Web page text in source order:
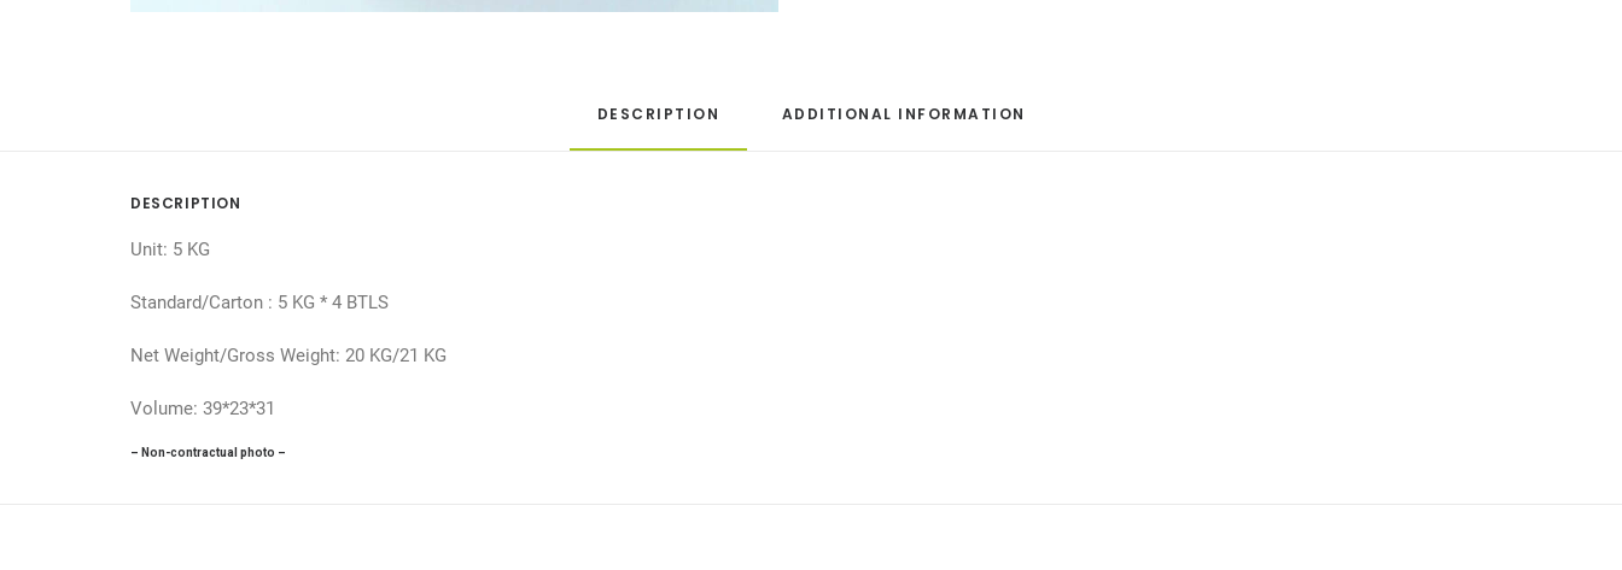
DESCRIPTION ADDITIONAL INFORMATION
DESCRIPTION
Unit: 5 KG
Standard/Carton : 5 KG * 4 BTLS
Net Weight/Gross Weight: 20 KG/21 KG
Volume: 39*23*31
– Non-contractual photo –